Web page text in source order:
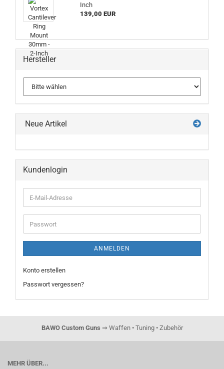
Inch
139,00 EUR
Hersteller
Neue Artikel
Kundenlogin
E-
Mail-
Adresse
Passwort
ANMELDEN
Konto erstellen
Passwort vergessen?
BAWO Custom Guns ⇒ Waffen • Tuning • Zubehör
MEHR ÜBER...